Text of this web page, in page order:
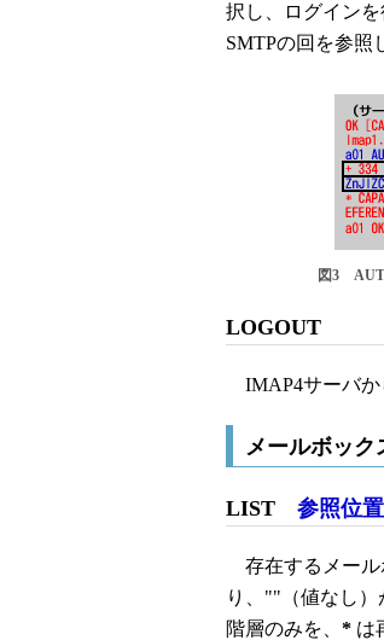
択し、ログイン
SMTPの回を参照
図3
LOGOUT
IMAP4サーバか
メールボック
LIST 参照位
存在するメール
り、""（値なし）
階層のみを、 * は